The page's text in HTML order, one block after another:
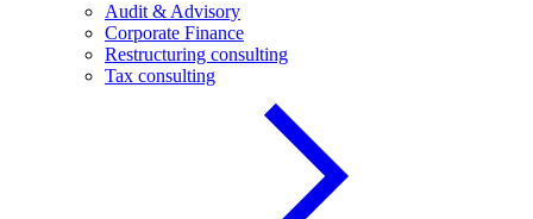
Audit & Advisory
Corporate Finance
Restructuring consulting
Tax consulting